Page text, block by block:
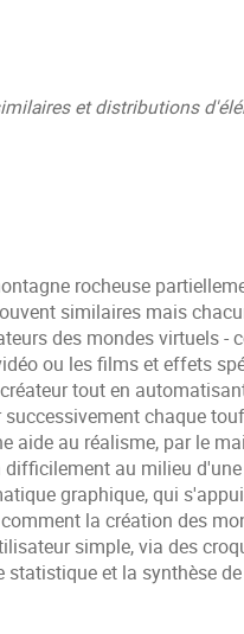
et distributions
rocheuse
similaires mais
des mondes virtuels -
ou les films et effets
tout en
chaque
aide au réalisme, par le
au milieu
graphique, qui
la création des
simple, via des
statistique et la synthèse